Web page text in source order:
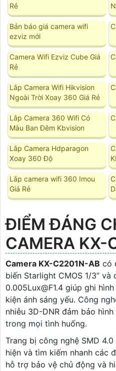
Rẻ
Bản báo giá camera wifi
ezviz mới
Camera Wifi Ezviz Cube Giá
Rẻ
Lắp Camera Wifi Hikvision
Ngoài Trời Xoay 360 Giá Rẻ
Lắp Camera 360 Wifi Có
Màu Ban Đêm Kbvision
Lắp Camera Hdparagon
Xoay 360 Độ
Lắp camera wifi 360 Imou
Giá Rẻ
ĐIỂM ĐÁNG
CAMERA KX-
Camera KX-C2201N-AB có
biến Starlight CMOS 1/3”
0.005Lux@F1.4 giúp ghi
kiện ánh sáng yếu. Công
nhiễu 3D-DNR đảm bảo
trong mọi tình huống.
Trang bị công nghệ SMD
hiện và tìm kiếm nhanh các
hỗ trợ bảo vệ chủ động và